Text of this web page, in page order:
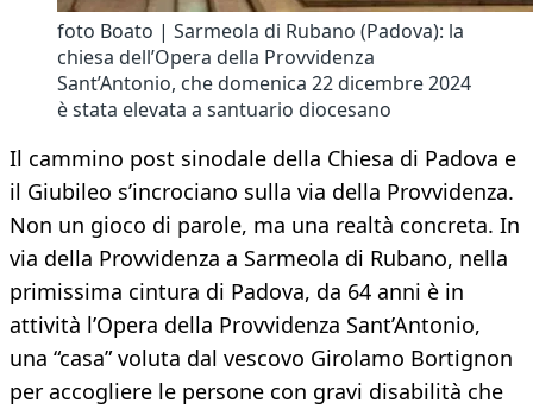
foto Boato | Sarmeola di Rubano (Padova): la
chiesa dell’Opera della Provvidenza
Sant’Antonio, che domenica 22 dicembre 2024
è stata elevata a santuario diocesano
Il cammino post sinodale della Chiesa di Padova e
il Giubileo s’incrociano sulla via della Provvidenza.
Non un gioco di parole, ma una realtà concreta. In
via della Provvidenza a Sarmeola di Rubano, nella
primissima cintura di Padova, da 64 anni è in
attività l’Opera della Provvidenza Sant’Antonio,
una “casa” voluta dal vescovo Girolamo Bortignon
per accogliere le persone con gravi disabilità che